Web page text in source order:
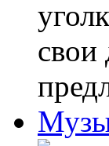
свои